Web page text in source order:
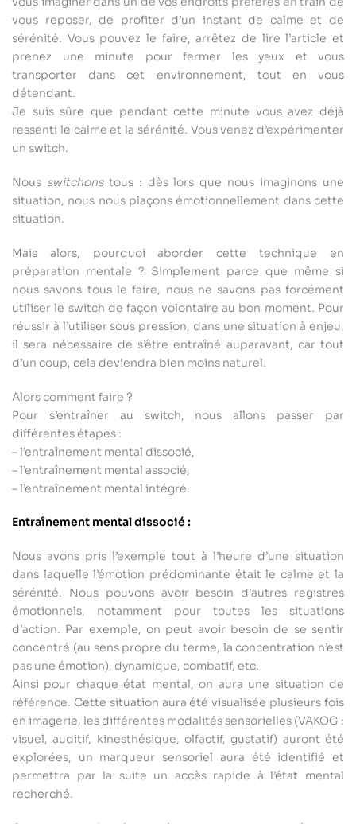
vous reposer, de profiter d’un instant de calme et de
sérénité. Vous pouvez le faire, arrêtez de lire l’article et
prenez une minute pour fermer les yeux et vous
transporter dans cet environnement, tout en vous
détendant.
Je suis sûre que pendant cette minute vous avez déjà
ressenti le calme et la sérénité. Vous venez d’expérimenter
un switch.
Nous switchonstous : dès lors que nous imaginons une
situation, nous nous plaçons émotionnellement dans cette
situation.
Mais alors, pourquoi aborder cette technique en
préparation mentale ? Simplement parce que même si
nous savons tous le faire, nous ne savons pas forcément
utiliser le switch de façon volontaire au bon moment. Pour
réussir à l’utiliser sous pression, dans une situation à enjeu,
il sera nécessaire de s’être entraîné auparavant, car tout
d’un coup, cela deviendra bien moins naturel.
Alors comment faire ?
Pour s’entraîner au switch, nous allons passer par
différentes étapes :
– l’entraînement mental dissocié,
– l’entraînement mental associé,
– l’entraînement mental intégré.
Entraînement mental dissocié :
Nous avons pris l’exemple tout à l’heure d’une situation
dans laquelle l’émotion prédominante était le calme et la
sérénité. Nous pouvons avoir besoin d’autres registres
émotionnels, notamment pour toutes les situations
d’action. Par exemple, on peut avoir besoin de se sentir
concentré (au sens propre du terme, la concentration n’est
pas une émotion), dynamique, combatif, etc.
Ainsi pour chaque état mental, on aura une situation de
référence. Cette situation aura été visualisée plusieurs fois
en imagerie, les différentes modalités sensorielles (VAKOG :
visuel, auditif, kinesthésique, olfactif, gustatif) auront été
explorées, un marqueur sensoriel aura été identifié et
permettra par la suite un accès rapide à l’état mental
recherché.